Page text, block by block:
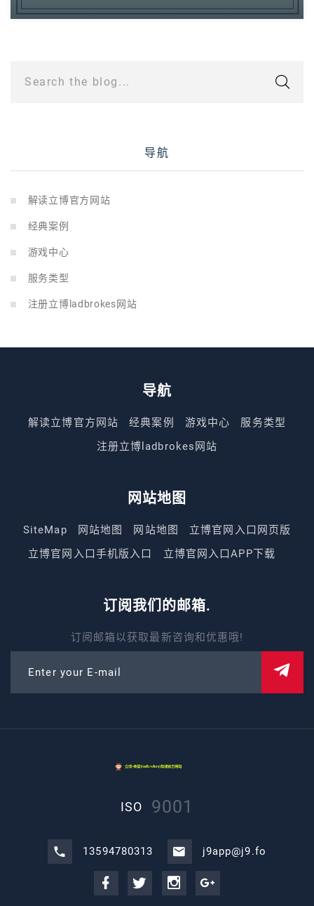
Search the blog...
导航
解读立博官方网站
经典案例
游戏中心
服务类型
注册立博ladbrokes网站
导航
解读立博官方网站 经典案例 游戏中心
服务类型
注册立博ladbrokes网站
网站地图
SiteMap 网站地图 网站地图
立博官网入口网页版
立博官网入口手机版入口
立博官网入口APP下载
订阅我们的邮箱.
订阅邮箱以获取最新咨询和优惠哦!
Enter your E-mail
ISO 9001
13594780313 j9app@j9.fo